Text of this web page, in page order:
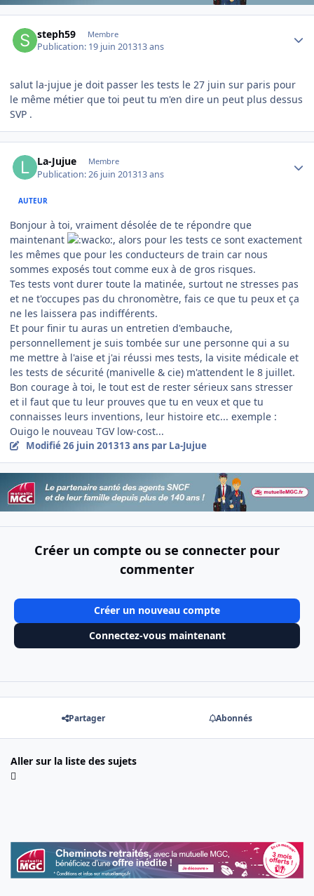
steph59 Membre
Publication: 19 juin 201313 ans
salut la-jujue je doit passer les tests le 27 juin sur paris pour
le même métier que toi peut tu m'en dire un peut plus dessus
SVP .
La-Jujue Membre
Publication:26 juin 201313 ans
AUTEUR
Bonjour à toi, vraiment désolée de te répondre que
maintenant
, alors pour les tests ce sont exactement
les mêmes que pour les conducteurs de train car nous
sommes exposés tout comme eux à de gros risques.
Tes tests vont durer toute la matinée, surtout ne stresses pas
et ne t'occupes pas du chronomètre, fais ce que tu peux et ça
ne les laissera pas indifférents.
Et pour finir tu auras un entretien d'embauche,
personnellement je suis tombée sur une personne qui a su
me mettre à l'aise et j'ai réussi mes tests, la visite médicale et
les tests de sécurité (manivelle & cie) m'attendent le 8 juillet.
Bon courage à toi, le tout est de rester sérieux sans stresser
et il faut que tu leur prouves que tu en veux et que tu
connaisses leurs inventions, leur histoire etc... exemple :
Ouigo le nouveau TGV low-cost...
Modifié26 juin 201313 ans par La-Jujue
Créer un compte ou se connecter pour
commenter
Créer un nouveau compte
Connectez-vous maintenant
Partager Abonnés
Aller sur la liste des sujets